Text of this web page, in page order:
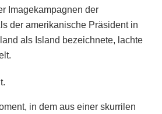
Imagekampagnen der
der amerikanische Präsident in
als Island bezeichnete, lachte
in dem aus einer skurrilen